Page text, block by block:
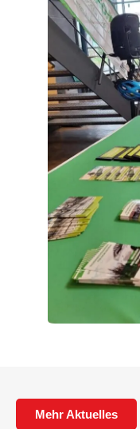
Mehr Aktuelles